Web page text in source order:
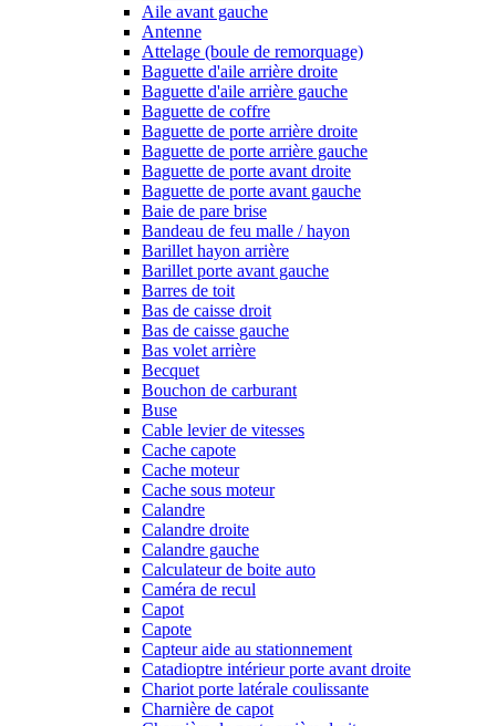
Aile avant gauche
Antenne
Attelage (boule de remorquage)
Baguette d'aile arrière droite
Baguette d'aile arrière gauche
Baguette de coffre
Baguette de porte arrière droite
Baguette de porte arrière gauche
Baguette de porte avant droite
Baguette de porte avant gauche
Baie de pare brise
Bandeau de feu malle / hayon
Barillet hayon arrière
Barillet porte avant gauche
Barres de toit
Bas de caisse droit
Bas de caisse gauche
Bas volet arrière
Becquet
Bouchon de carburant
Buse
Cable levier de vitesses
Cache capote
Cache moteur
Cache sous moteur
Calandre
Calandre droite
Calandre gauche
Calculateur de boite auto
Caméra de recul
Capot
Capote
Capteur aide au stationnement
Catadioptre intérieur porte avant droite
Chariot porte latérale coulissante
Charnière de capot